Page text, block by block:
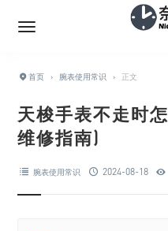
首页 › 腕表使用常识 › 正文
天梭手表不走时
维修指南)
腕表使用常识 2024-08-18